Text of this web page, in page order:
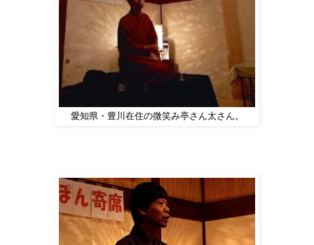
愛知県・豊川在住の微笑み亭さん太さん。